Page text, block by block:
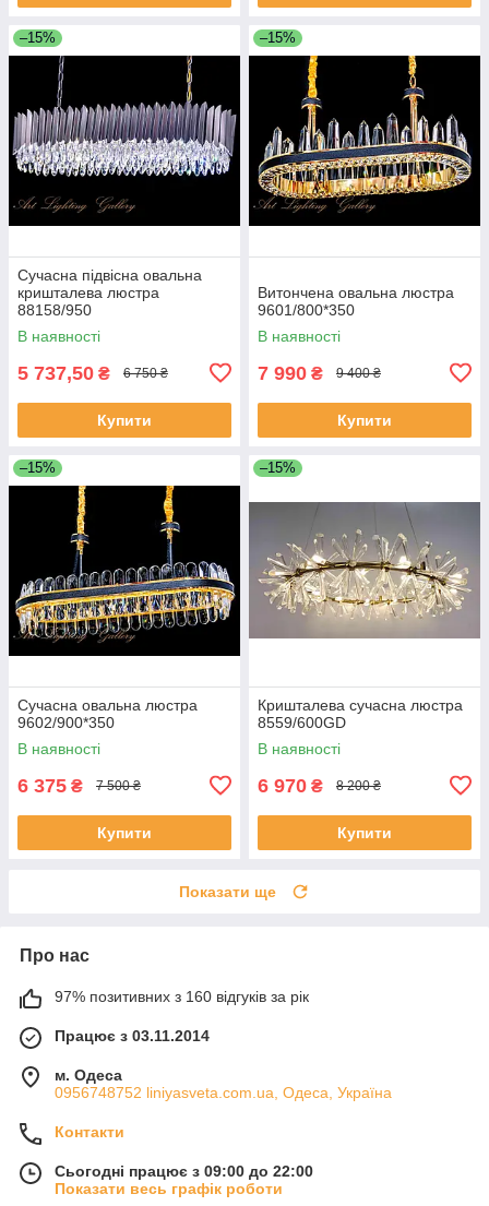
–15%
Сучасна підвісна овальна
кришталева люстра
88158/950
В наявності
5 737,50 ₴ 6 750 ₴
Купити
–15%
Витончена овальна люстра
9601/800*350
В наявності
7 990 ₴ 9 400 ₴
Купити
–15%
Сучасна овальна люстра
9602/900*350
В наявності
6 375 ₴ 7 500 ₴
Купити
–15%
Кришталева сучасна люстра
8559/600GD
В наявності
6 970 ₴ 8 200 ₴
Купити
Показати ще
Про нас
97% позитивних з 160 відгуків за рік
Працює з 03.11.2014
м. Одеса
0956748752 liniyasveta.com.ua, Одеса, Україна
Контакти
Сьогодні працює з 09:00 до 22:00
Показати весь графік роботи